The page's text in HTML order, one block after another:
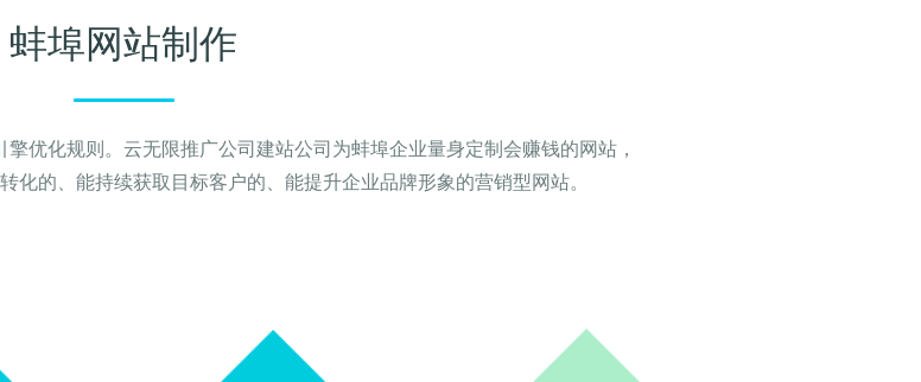
蚌埠网站制作
优化规则。云无限推广公司建站公司为蚌埠企业量身定制会赚钱的网站，
化的、能持续获取目标客户的、能提升企业品牌形象的营销型网站。